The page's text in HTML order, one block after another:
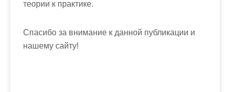
теории к практике.
Спасибо за внимание к данной публикации и
нашему сайту!